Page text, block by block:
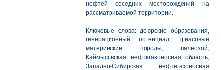
нефтей соседних месторождений на
рассматриваемой территории.
Ключевые слова: доюрские образования,
генерационный потенциал, триасовые
материнские породы, палеозой,
Каймысовская нефтегазоносная область,
Западно-Сибирская нефтегазоносная